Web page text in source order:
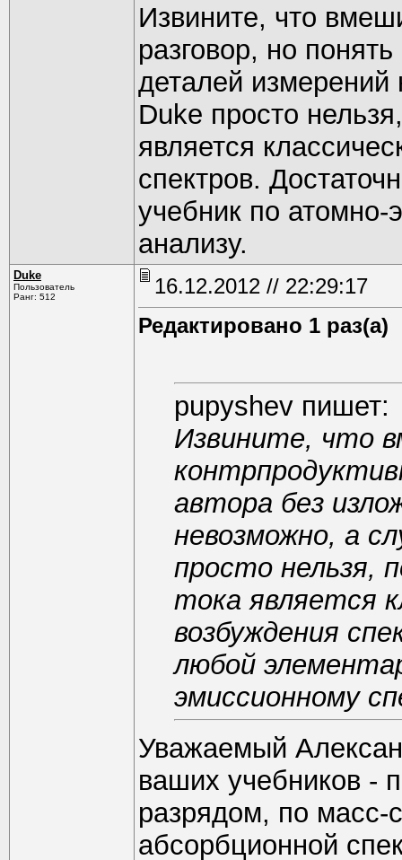
Извините, что
разговор, но
деталей
Duke просто
является
спектров.
учебник по
анализу.
Duke
Пользователь
Ранг: 512
16.12.2012 // 22:29:17
Редактировано 1 раз(а)
pupyshev пишет:
Извините, что
автора без
невозможно, а
просто нельзя,
тока является
возбуждения
любой
эмиссионному
Уважаемый
ваших учебников -
разрядом, по масс-
абсорбционной